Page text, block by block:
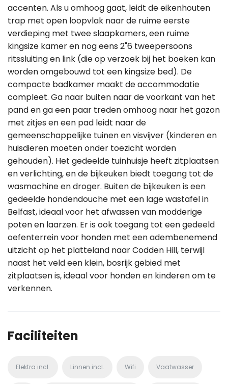
accenten. Als u omhoog gaat, leidt de eikenhouten
trap met open loopvlak naar de ruime eerste
verdieping met twee slaapkamers, een ruime
kingsize kamer en nog eens 2"6 tweepersoons
ritssluiting en link (die op verzoek bij het boeken kan
worden omgebouwd tot een kingsize bed). De
compacte badkamer maakt de accommodatie
compleet. Ga naar buiten naar de voorkant van het
pand en ga een paar treden omhoog naar het gazon
met zitjes en een pad leidt naar de
gemeenschappelijke tuinen en visvijver (kinderen en
huisdieren moeten onder toezicht worden
gehouden). Het gedeelde tuinhuisje heeft zitplaatsen
en verlichting, en de bijkeuken biedt toegang tot de
wasmachine en droger. Buiten de bijkeuken is een
gedeelde hondendouche met een lage wastafel in
Belfast, ideaal voor het afwassen van modderige
poten en laarzen. Er is ook toegang tot een gedeeld
oefenterrein voor honden met een adembenemend
uitzicht op het platteland naar Codden Hill, terwijl
naast het veld een klein, bosrijk gebied met
zitplaatsen is, ideaal voor honden en kinderen om te
verkennen.
Faciliteiten
Elektra incl. Linnen incl. Wifi Vaatwasser